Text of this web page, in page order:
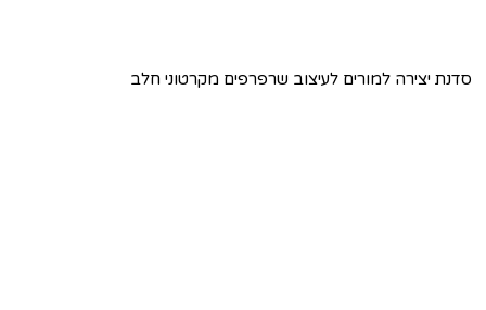
סדנת יצירה למורים לעיצוב שרפרפים מקרטוני חלב